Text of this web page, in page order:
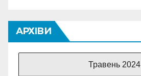
АРХІВИ
Травень 2024